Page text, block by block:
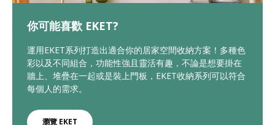
你可能喜歡 EKET?
運用EKET系列打造出適合你的居家空間收納方案！多種色
彩以及不同組合，功能性強且靈活有趣，不論是想要掛在
牆上、堆疊在一起或是裝上門板，EKET收納系列可以符合
每個人的需求。
瀏覽 EKET